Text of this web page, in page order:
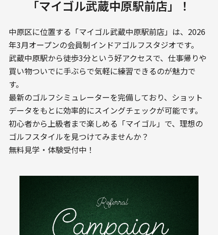
「マイゴル武蔵中原駅前店」！
中原区に位置する「マイゴル武蔵中原駅前店」は、2026
年3月オープンの会員制インドアゴルフスタジオです。
武蔵中原駅から徒歩3分という好アクセスで、仕事帰りや
買い物ついでに手ぶらで気軽に練習できるのが魅力で
す。
最新のゴルフシミュレーターを完備しており、ショット
データをもとに効率的にスイングチェックが可能です。
初心者から上級者まで楽しめる「マイゴル」で、理想の
ゴルフスタイルを見つけてみませんか？
無料見学・体験受付中！